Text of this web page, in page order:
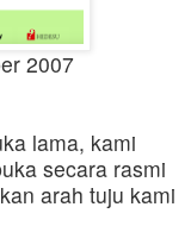
2007
lama, kami
secara rasmi
arah tuju kami